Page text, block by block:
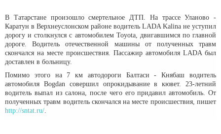
В Татарстане произошло смертельное ДТП. На трассе Уланово -
Каратун в Верхнеуслонском районе водитель LADA Kalina не уступил
дорогу и столкнулся с автомобилем Toyota, двигавшимся по главной
дороге. Водитель отечественной машины от полученных травм
скончался на месте происшествия. Пассажир автомобиля LADA был
доставлен в больницу.
Помимо этого на 7 км автодороги Балтаси - Княбаш водитель
автомобиля Bogdan совершил опрокидывание в кювет. 23-летний
водитель выпал из салона, после чего его придавил автомобиль. От
полученных травм водитель скончался на месте происшествия, пишет
http://sntat.ru/.